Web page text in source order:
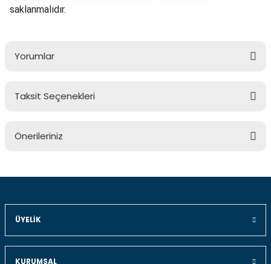
saklanmalıdır.
Yorumlar
Taksit Seçenekleri
Önerileriniz
Bu ürünün fiyat bilgisi, resim, ürün açıklamalarında ve diğer
kullanarak tarafımıza iletebilirsiniz.
Görüş ve önerileriniz için teşekkür ederiz.
Ürün resmi kalitesiz, bozuk veya görüntülenemiyor.
Ürün açıklamasında eksik bilgiler bulunuyor.
ÜYELIK
KURUMSAL